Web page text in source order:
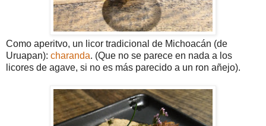
Como aperitvo, un licor tradicional de Michoacán (de
Uruapan): charanda. (Que no se parece en nada a los
licores de agave, si no es más parecido a un ron añejo).